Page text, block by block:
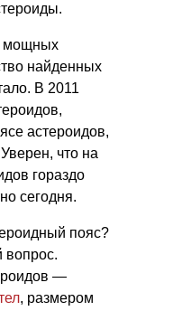
мощных
найденных
В 2011
астероидов,
что на
гораздо
сегодня.
пояс?
—
, размером